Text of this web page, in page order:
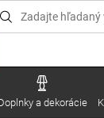
a dekorácie